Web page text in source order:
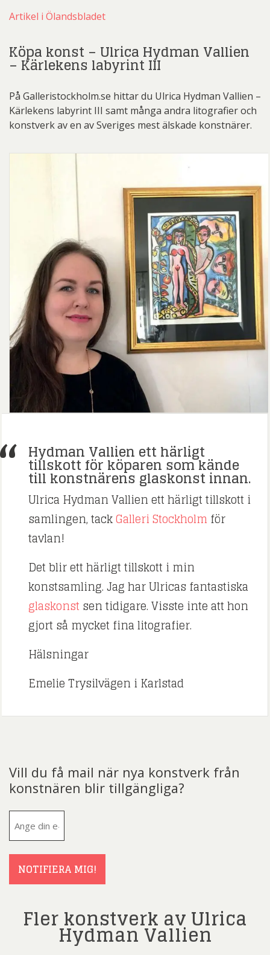
Artikel i Ölandsbladet
Köpa konst – Ulrica Hydman Vallien
– Kärlekens labyrint III
På Galleristockholm.se hittar du Ulrica Hydman Vallien –
Kärlekens labyrint III samt många andra litografier och
konstverk av en av Sveriges mest älskade konstnärer.
Hydman Vallien ett härligt
tillskott för köparen som kände
till konstnärens glaskonst innan.
Ulrica Hydman Vallien ett härligt tillskott i
samlingen, tackGalleri Stockholm för
tavlan!
Det blir ett härligt tillskott i min
konstsamling. Jag har Ulricas fantastiska
glaskonst sen tidigare. Visste inte att hon
gjort så mycket fina litografier.
Hälsningar
Emelie Trysilvägen i Karlstad
Vill du få mail när nya konstverk från
konstnären blir tillgängliga?
NOTIFIERA MIG!
Fler konstverk av Ulrica
Hydman Vallien